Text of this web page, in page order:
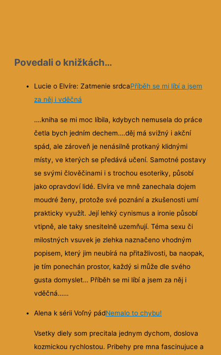
Povedali o knižkách…
Lucie o Elvíre: Zatmenie srdcaPříběh se mi líbí a jsem
za něj i vděčná
….kniha se mi moc líbila, kdybych nemusela do práce
četla bych jedním dechem….děj má svižný i akční
spád, ale zároveň je nenásilně protkaný klidnými
místy, ve kterých se předává učení. Samotné postavy
se svými člověčinami i s trochou esoteriky, působí
jako opravdoví lidé. Elvíra ve mně zanechala dojem
moudré ženy, protože své poznání a zkušenosti umí
prakticky využít. Její lehký cynismus a ironie působí
vtipně, ale taky snesitelně uzemňují. Téma sexu či
milostných vsuvek je zlehka naznačeno vhodným
popisem, který jim neubírá na přitažlivosti, ba naopak,
je tím ponechán prostor, každý si může dle svého
gusta domyslet… Příběh se mi líbí a jsem za něj i
vděčná……
Alena k sérii Voľný pádNemalo to chybu!
Vsetky diely som precitala jednym dychom, doslova
kozmickou rychlostou. Pribehy pre mna fascinujuce a